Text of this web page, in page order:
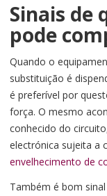
Sinais de
pode
Quando o
substituição é
é preferível por
força. O mesmo
conhecido do
electrónica sujeita a
envelhecimento de
Também é bom